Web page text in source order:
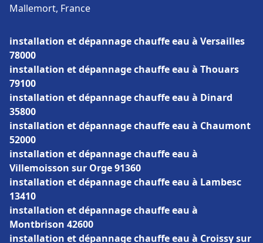
Mallemort, France
installation et dépannage chauffe eau à Versailles
78000
installation et dépannage chauffe eau à Thouars
79100
installation et dépannage chauffe eau à Dinard
35800
installation et dépannage chauffe eau à Chaumont
52000
installation et dépannage chauffe eau à
Villemoisson sur Orge 91360
installation et dépannage chauffe eau à Lambesc
13410
installation et dépannage chauffe eau à
Montbrison 42600
installation et dépannage chauffe eau à Croissy sur